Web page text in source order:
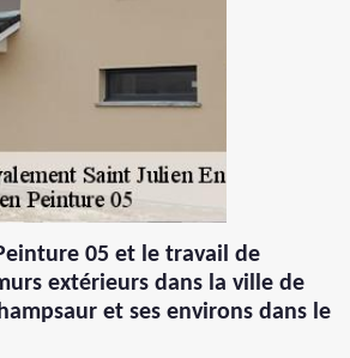
05 et le travail de
extérieurs dans la ville de
et ses environs dans le